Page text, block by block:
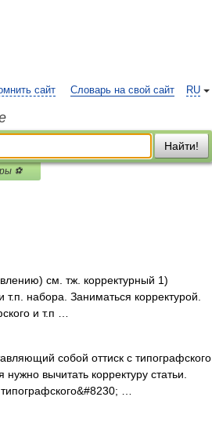
RU
сайт Словарь на свой сайт
Найти!
⚽
см. тж. корректурный 1)
набора. Заниматься корректурой.
и т.п …
собой оттиск с типографского
вычитать корректуру статьи.
…